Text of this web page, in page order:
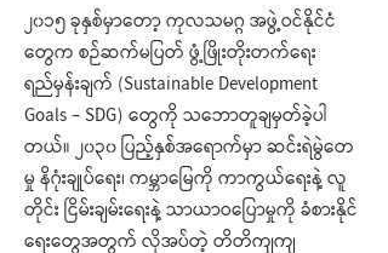
၂၀၁၅ ခုနှစ်မှာတော့ ကုလသမဂ္ဂ အဖွဲ့ဝင်နိုင်ငံ
တွေက စဉ်ဆက်မပြတ် ဖွံ့ဖြိုးတိုးတက်ရေး
ရည်မှန်းချက် (Sustainable Development
Goals – SDG) တွေကို သဘောတူချမှတ်ခဲ့ပါ
တယ်။ ၂၀၃၀ ပြည့်နှစ်အရောက်မှာ ဆင်းရဲမွဲတေ
မှု နိဂုံးချုပ်ရေး၊ ကမ္ဘာမြေကို ကာကွယ်ရေးနဲ့ လူ
တိုင်း ငြိမ်းချမ်းရေးနဲ့ သာယာဝပြောမှုကို ခံစားနိုင်
ရေးတွေအတွက် လိုအပ်တဲ့ တိတိကျကျ